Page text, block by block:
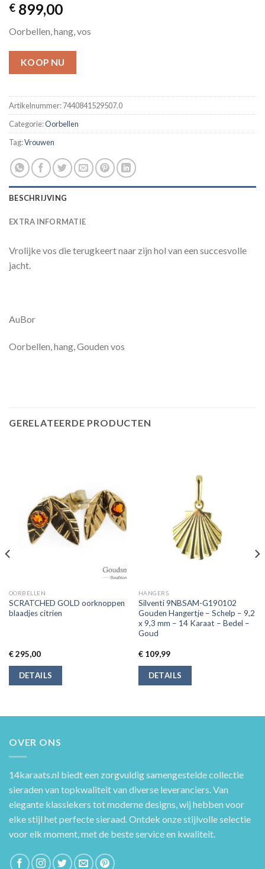
€ 899,00
Oorbellen, hang, vos
KOOP NU
Artikelnummer:7440841529507.0
Categorie:Oorbellen
Tag:Vrouwen
BESCHRIJVING
EXTRA INFORMATIE
Vrolijke vos die terugkeert naar zijn hol van een succesvolle
jacht.
AuBor
Oorbellen, hang, Gouden vos
GERELATEERDE PRODUCTEN
OORBELLEN
SCRATCHED GOLD oorknoppen
blaadjes citrien
€295,00
DETAILS
HANGERS
Silventi 9NBSAM-G190102
Gouden Hangertje – Schelp – 9,2
x 9,3 mm – 14 Karaat – Bedel –
Goud
€109,99
DETAILS
OVER ONS
14karaats.nl biedt een zorgvuldig samengestelde collectie
sieraden van topkwaliteit van diverse leveranciers. Van
elegante klassiekers tot moderne designs, wij hebben voor
elke stijl het perfecte sieraad. Ontdek onze stijlvolle selectie
voor elk moment, met de beste service en kwaliteit.